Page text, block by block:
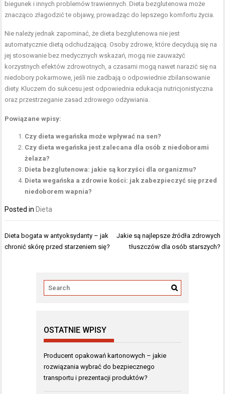
biegunek i innych problemów trawiennych. Dieta bezglutenowa może
znacząco złagodzić te objawy, prowadząc do lepszego komfortu życia.
Nie należy jednak zapominać, że dieta bezglutenowa nie jest
automatycznie dietą odchudzającą. Osoby zdrowe, które decydują się na
jej stosowanie bez medycznych wskazań, mogą nie zauważyć
korzystnych efektów zdrowotnych, a czasami mogą nawet narazić się na
niedobory pokarmowe, jeśli nie zadbają o odpowiednie zbilansowanie
diety. Kluczem do sukcesu jest odpowiednia edukacja nutricjonistyczna
oraz przestrzeganie zasad zdrowego odżywiania.
Powiązane wpisy:
Czy dieta wegańska może wpływać na sen?
Czy dieta wegańska jest zalecana dla osób z niedoborami
żelaza?
Dieta bezglutenowa: jakie są korzyści dla organizmu?
Dieta wegańska a zdrowie kości: jak zabezpieczyć się przed
niedoborem wapnia?
Posted inDieta
Nawigacja
wpisu
Dieta bogata w antyoksydanty – jak
chronić skórę przed starzeniem się?
Jakie są najlepsze źródła zdrowych
tłuszczów dla osób starszych?
OSTATNIE WPISY
Producent opakowań kartonowych – jakie
rozwiązania wybrać do bezpiecznego
transportu i prezentacji produktów?